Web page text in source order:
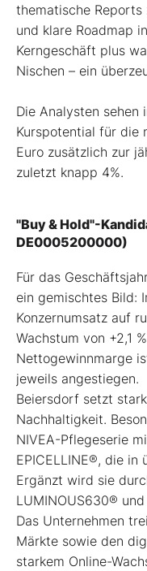
thematische
und klare Roadmap
Kerngeschäft plus
Nischen – ein
Die Analysten sehen
Kurspotential für die
Euro zusätzlich zur
zuletzt knapp 4%.
"Buy & Hold"-
DE0005200000)
Für das
ein gemischtes Bild:
Konzernumsatz auf
Wachstum von +2,1
Nettogewinnmarge
jeweils angestiegen.
Beiersdorf setzt
Nachhaltigkeit.
NIVEA-Pflegeserie
EPICELLINE®, die
Ergänzt wird sie
LUMINOUS630®
Das Unternehmen
Märkte sowie den
starkem Online-